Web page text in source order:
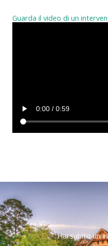
Guarda il video di un
Hai subìto un